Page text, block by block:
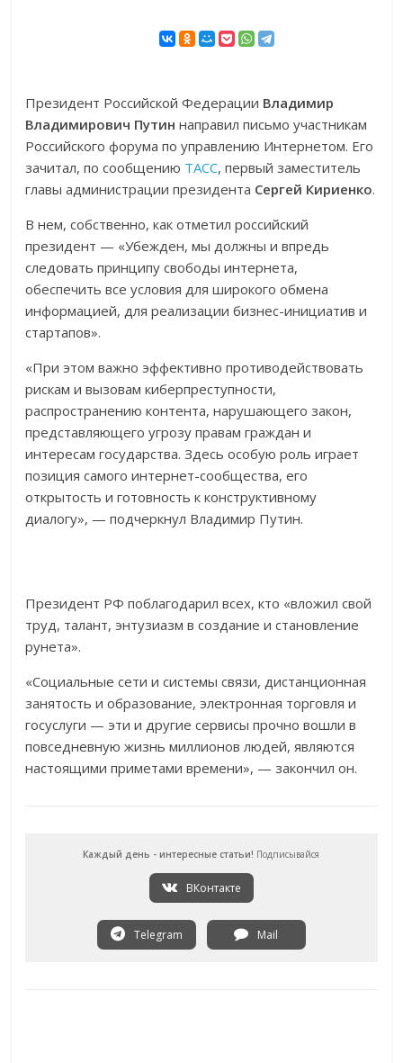
Президент Российской Федерации Владимир
Владимирович Путин направил письмо участникам
Российского форума по управлению Интернетом. Его
зачитал, по сообщению ТАСС, первый заместитель
главы администрации президента Сергей Кириенко.
В нем, собственно, как отметил российский
президент — «Убежден, мы должны и впредь
следовать принципу свободы интернета,
обеспечить все условия для широкого обмена
информацией, для реализации бизнес-инициатив и
стартапов».
«При этом важно эффективно противодействовать
рискам и вызовам киберпреступности,
распространению контента, нарушающего закон,
представляющего угрозу правам граждан и
интересам государства. Здесь особую роль играет
позиция самого интернет-сообщества, его
открытость и готовность к конструктивному
диалогу», — подчеркнул Владимир Путин.
Президент РФ поблагодарил всех, кто «вложил свой
труд, талант, энтузиазм в создание и становление
рунета».
«Социальные сети и системы связи, дистанционная
занятость и образование, электронная торговля и
госуслуги — эти и другие сервисы прочно вошли в
повседневную жизнь миллионов людей, являются
настоящими приметами времени», — закончил он.
Каждый день - интересные статьи! Подписывайся
ВКонтакте
Telegram Mail